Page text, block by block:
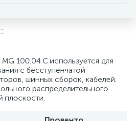
100.04 C используется для
с бесступенчатой
шинных сборок, кабелей.
распределительного
плоскости.